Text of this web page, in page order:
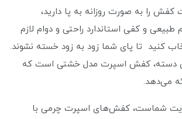
از 8 ساعت کفش را به صورت روزانه به پا دارید،
طبیعی و کفی استاندارد راحتی و دوام لازم
کنید تا پای شما زود به زود خسته نشوند.
دسته، کفش اسپرت مدل خشتی است که
می‌دهد.
شماست، کفش‌های اسپرت چرمی با